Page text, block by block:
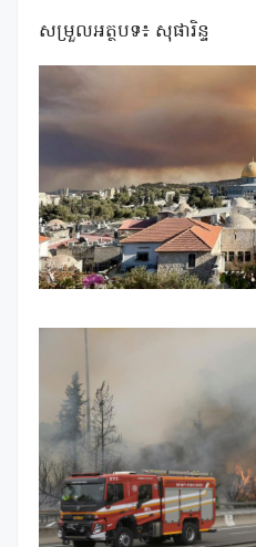
សម្រួលអត្ថបទ៖ សុផារិន្ទ